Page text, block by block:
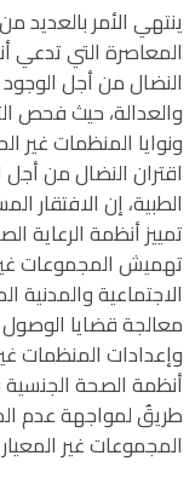
ينتهي الأمر بالعديد
المعاصرة التي تدعي
النضال من أجل
والعدالة، حيث فحص
ونوايا المنظمات
اقتران النضال من
الطبية، إن الافتقار
تمييز أنظمة الرعاية
تهميش المجموعات
الاجتماعية والمدنية
معالجة قضايا الوصول
وإعدادات المنظمات
أنظمة الصحة
طريقٌ لمواجهة عدم
المجموعات غير